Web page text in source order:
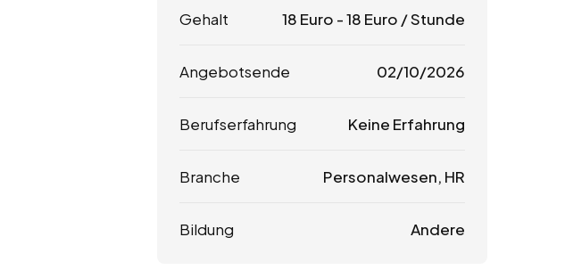
Gehalt 18 Euro -18 Euro / Stunde
Angebotsende 02/10/2026
Berufserfahrung Keine Erfahrung
Branche Personalwesen, HR
Bildung Andere